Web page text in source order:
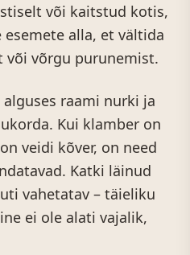
või kaitstud kotis,
alla, et vältida
või võrgu purunemist.
raami nurki ja
Kui klamber on
veidi kõver, on need
Katki läinud
vahetatav – täieliku
ei ole alati vajalik,